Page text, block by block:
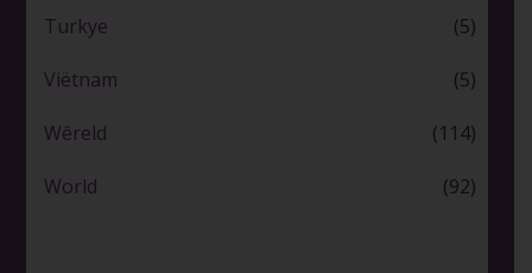
Turkye (5)
Viëtnam (5)
Wêreld (114)
World (92)